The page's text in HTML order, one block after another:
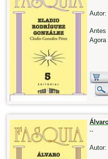
Antes
Agora
--